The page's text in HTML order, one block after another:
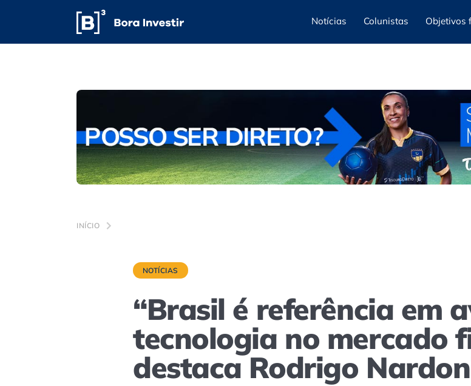
Notícias Colunistas Objetivos
INÍCIO
NOTÍCIAS
“Brasil é referência em
tecnologia no mercado
destaca Rodrigo